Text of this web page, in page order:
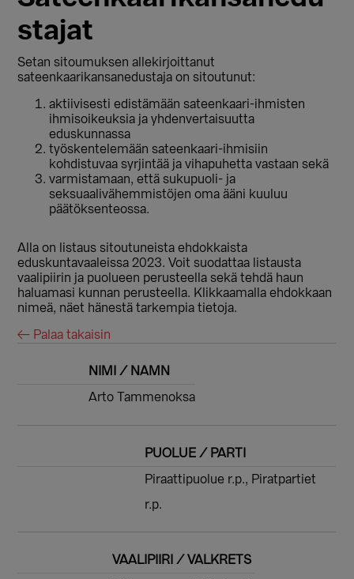
stajat
Setan sitoumuksen allekirjoittanut
sateenkaarikansanedustaja on sitoutunut:
aktiivisesti edistämään sateenkaari-ihmisten
ihmisoikeuksia ja yhdenvertaisuutta
eduskunnassa
työskentelemään sateenkaari-ihmisiin
kohdistuvaa syrjintää ja vihapuhetta vastaan sekä
varmistamaan, että sukupuoli- ja
seksuaalivähemmistöjen oma ääni kuuluu
päätöksenteossa.
Alla on listaus sitoutuneista ehdokkaista
eduskuntavaaleissa 2023. Voit suodattaa listausta
vaalipiirin ja puolueen perusteella sekä tehdä haun
haluamasi kunnan perusteella. Klikkaamalla ehdokkaan
nimeä, näet hänestä tarkempia tietoja.
← Palaa takaisin
NIMI / NAMN
Arto Tammenoksa
PUOLUE / PARTI
Piraattipuolue r.p., Piratpartiet
r.p.
VAALIPIIRI / VALKRETS